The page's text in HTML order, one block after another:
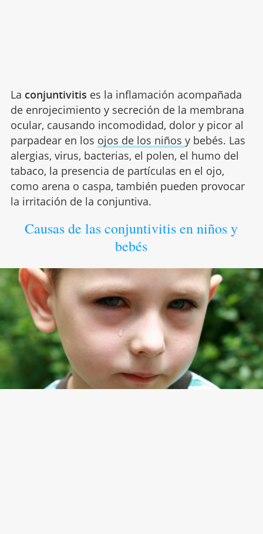
La conjuntivitis es la inflamación acompañada
de enrojecimiento y secreción de la membrana
ocular, causando incomodidad, dolor y picor al
parpadear en los ojos de los niños y bebés. Las
alergias, virus, bacterias, el polen, el humo del
tabaco, la presencia de partículas en el ojo,
como arena o caspa, también pueden provocar
la irritación de la conjuntiva.
Causas de las conjuntivitis en niños y
bebés